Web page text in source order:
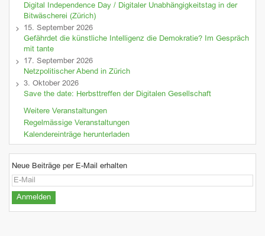
Digital Independence Day / Digitaler Unabhängigkeitstag in der
Bitwäscherei (Zürich)
15. September 2026
Gefährdet die künstliche Intelligenz die Demokratie? Im Gespräch
mit tante
17. September 2026
Netzpolitischer Abend in Zürich
3. Oktober 2026
Save the date: Herbsttreffen der Digitalen Gesellschaft
Weitere Veranstaltungen
Regelmässige Veranstaltungen
Kalendereinträge herunterladen
Neue Beiträge per E-Mail erhalten